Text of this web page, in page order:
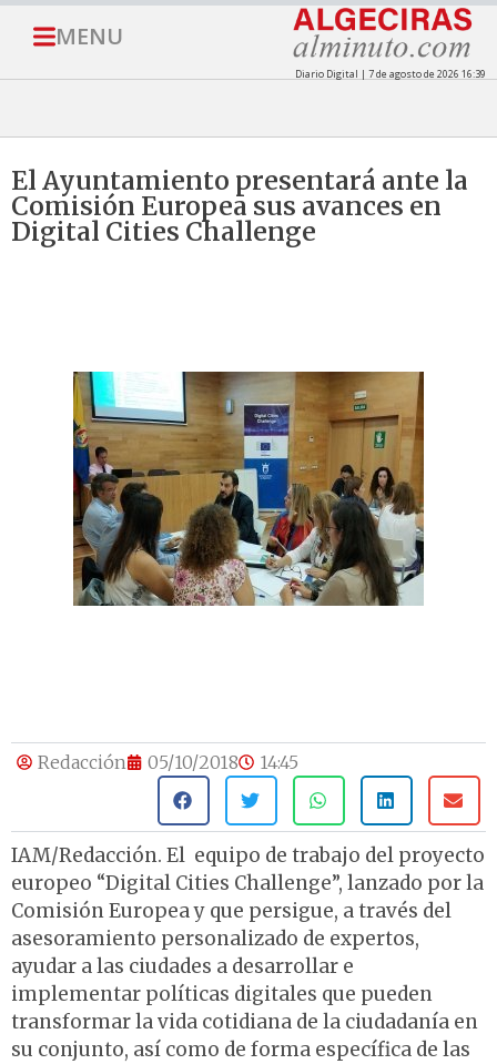
MENU
Diario Digital | 7 de agosto de 2026 16:39
El Ayuntamiento presentará ante la
Comisión Europea sus avances en
Digital Cities Challenge
Redacción 05/10/2018 14:45
IAM/Redacción. El equipo de trabajo del proyecto
europeo “Digital Cities Challenge”, lanzado por la
Comisión Europea y que persigue, a través del
asesoramiento personalizado de expertos,
ayudar a las ciudades a desarrollar e
implementar políticas digitales que pueden
transformar la vida cotidiana de la ciudadanía en
su conjunto, así como de forma específica de las